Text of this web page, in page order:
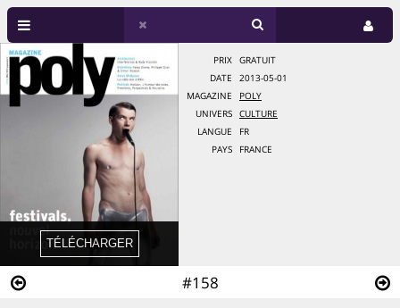
#158
PRIX
GRATUIT
DATE
2013-05-01
MAGAZINE
POLY
UNIVERS
CULTURE
LANGUE
FR
PAYS
FRANCE